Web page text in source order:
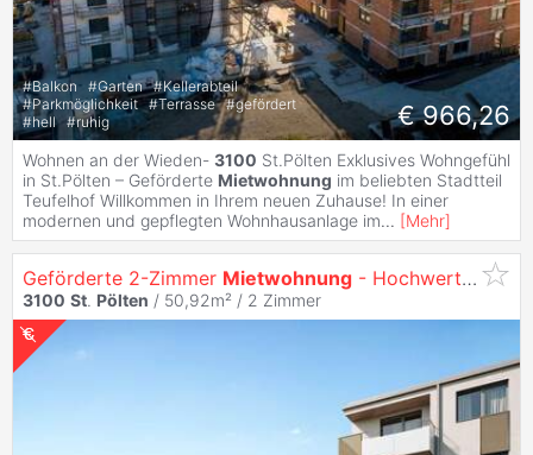
#Balkon #Garten #Kellerabteil
#Parkmöglichkeit #Terrasse #gefördert
#hell #ruhig € 966,26
Wohnen an der Wieden- 3100 St.Pölten Exklusives Wohngefühl
in St.Pölten – Geförderte Mietwohnung im beliebten Stadtteil
Teufelhof Willkommen in Ihrem neuen Zuhause! In einer
modernen und gepflegten Wohnhausanlage im... [Mehr]
Geförderte 2-Zimmer Mietwohnung - Hochwertige Ausstattung - St.Pölten/ Teufelhof - 1 Stellplatz inklusive - Wohnraumlüftung
3100 St. Pölten / 50,92m² / 2 Zimmer